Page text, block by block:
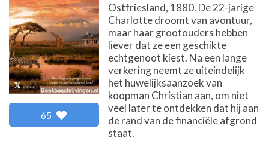
65
Ostfriesland, 1880. De 22-jarige
Charlotte droomt van avontuur,
maar haar grootouders hebben
liever dat ze een geschikte
echtgenoot kiest. Na een lange
verkering neemt ze uiteindelijk
het huwelijksaanzoek van
koopman Christian aan, om niet
veel later te ontdekken dat hij aan
de rand van de financiële afgrond
staat.